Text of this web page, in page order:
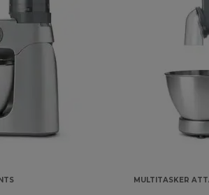
MULTITASKER